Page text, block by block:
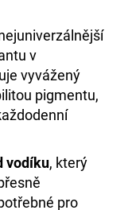
v
vyvážený
pigmentu,
vodíku, který
pro